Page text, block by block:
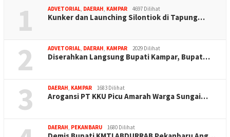
1 ADVETORIAL, DAERAH, KAMPAR 4697 Dilihat
Kunker dan Launching Silontiok di Tapung…
2 ADVETORIAL, DAERAH, KAMPAR 2029 Dilihat
Diserahkan Langsung Bupati Kampar, Bupat…
3 DAERAH, KAMPAR 1683 Dilihat
Arogansi PT KKU Picu Amarah Warga Sungai…
DAERAH, PEKANBARU 1680 Dilihat